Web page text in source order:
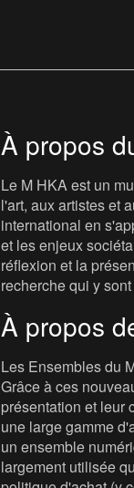
À propos
Le M HKA est un
l'art, aux artistes et
international en
et les enjeux
réflexion et la
recherche qui y
À propos
Les Ensembles du
Grâce à ces
présentation et leur
une large gamme
un ensemble
largement utilisée